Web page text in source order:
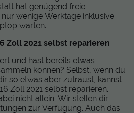
hat genügend freie
wenige Werktage inklusive
warten.
Zoll 2021 selbst reparieren
und hast bereits etwas
können? Selbst, wenn du
so etwas aber zutraust, kannst
Zoll 2021 selbst reparieren.
nicht allein. Wir stellen dir
zur Verfügung. Auch das